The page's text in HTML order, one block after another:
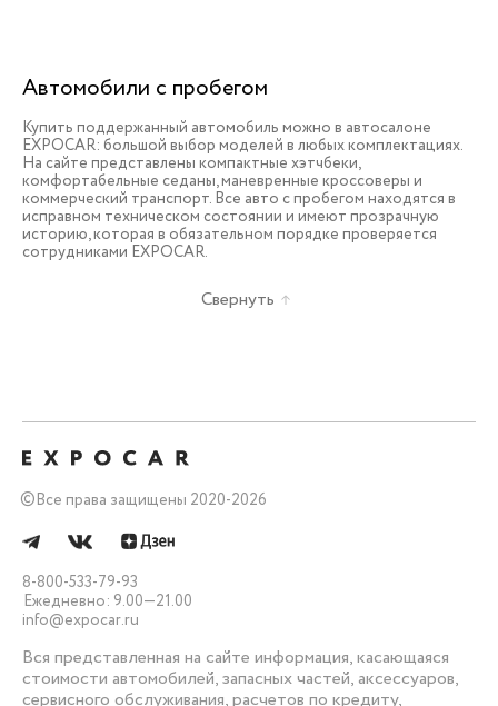
Автомобили с пробегом
Купить поддержанный автомобиль можно в автосалоне
EXPOCAR: большой выбор моделей в любых комплектациях.
На сайте представлены компактные хэтчбеки,
комфортабельные седаны, маневренные кроссоверы и
коммерческий транспорт. Все авто с пробегом находятся в
исправном техническом состоянии и имеют прозрачную
историю, которая в обязательном порядке проверяется
сотрудниками EXPOCAR.
Свернуть
©Все права защищены 2020-2026
8-800-533-79-93
Ежедневно: 9.00—21.00
info@expocar.ru
Вся представленная на сайте информация, касающаяся
стоимости автомобилей, запасных частей, аксессуаров,
сервисного обслуживания, расчетов по кредиту,